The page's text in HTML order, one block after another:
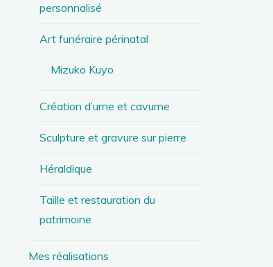
personnalisé
Art funéraire périnatal
Mizuko Kuyo
Création d’urne et cavurne
Sculpture et gravure sur pierre
Héraldique
Taille et restauration du
patrimoine
Mes réalisations